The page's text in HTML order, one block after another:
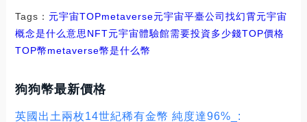
Tags： 元宇宙TOPmetaverse元宇宙平臺公司找幻霄元宇宙
概念是什么意思NFT元宇宙體驗館需要投資多少錢TOP價格
TOP幣metaverse幣是什么幣
狗狗幣最新價格
英國出土兩枚14世紀稀有金幣 純度達96%_: